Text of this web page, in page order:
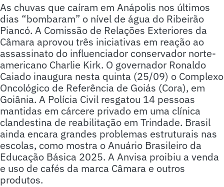
As chuvas que caíram em Anápolis nos últimos
dias “bombaram” o nível de água do Ribeirão
Piancó. A Comissão de Relações Exteriores da
Câmara aprovou três iniciativas em reação ao
assassinato do influenciador conservador norte-
americano Charlie Kirk. O governador Ronaldo
Caiado inaugura nesta quinta (25/09) o Complexo
Oncológico de Referência de Goiás (Cora), em
Goiânia. A Polícia Civil resgatou 14 pessoas
mantidas em cárcere privado em uma clínica
clandestina de reabilitação em Trindade. Brasil
ainda encara grandes problemas estruturais nas
escolas, como mostra o Anuário Brasileiro da
Educação Básica 2025. A Anvisa proibiu a venda
e uso de cafés da marca Câmara e outros
produtos.